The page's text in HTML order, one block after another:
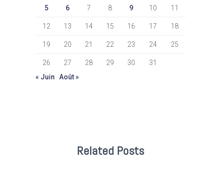
5 6 7 8 9 10 11
12 13 14 15 16 17 18
19 20 21 22 23 24 25
26 27 28 29 30
31
« Juin
Août »
Related Posts